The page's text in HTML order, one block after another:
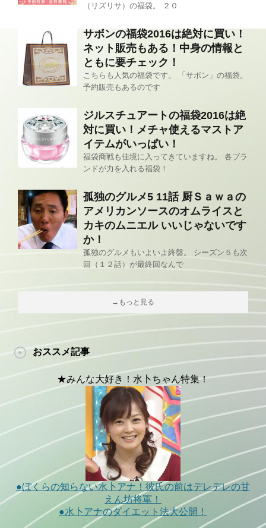
（リズリサ）の福袋。 ２０
サボンの福袋2016は絶対に買い！
ネット販売もある！中身の情報と
ともに要チェック！
こちらも人気の福袋です。 「サボン」の福袋。
予約販売もあるのです
ジルスチュアートの福袋2016は絶
対に買い！メチャ使えるマストア
イテムがいっぱい！
福袋商戦も佳境に入ってきていますね。 各ブラ
ンドが力を入れる福袋！
孤独のグルメ5 11話 厨Ｓａｗａの
アメリカンソースのオムライスと
カキのムニエル いいじゃないです
か！
孤独のグルメもいよいよ終盤。 シーズン５も次
回（１２話）が最終回なんで
→もっと見る
おススメ記事
★みんな大好き！水卜ちゃん特集！
●ぼくらの知らない水卜アナ！彼氏の前はデレデレの甘
えん坊将軍！
●水卜アナのダイエット法大公開！